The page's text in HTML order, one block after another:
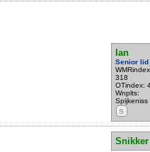
Ian
Senior lid
318
OTindex:
Wnplts:
Spijkeniss
S
Snikker